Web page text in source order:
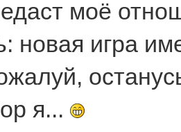
моё
новая игра
я...